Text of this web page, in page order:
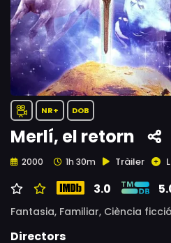
NR+ DOB
Merlí, el retorn
2000 1h 30m Tràiler
3.0
Fantasia, Familiar, Ciència
Directors